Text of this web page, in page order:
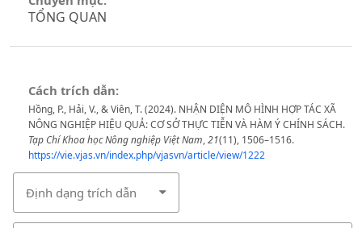
TỔNG QUAN
Cách trích dẫn:
Hồng, P., Hải, V., & Viên, T. (2024). NHẬN DIỆN MÔ HÌNH HỢP TÁC XÃ
NÔNG NGHIỆP HIỆU QUẢ: CƠ SỞ THỰC TIỄN VÀ HÀM Ý CHÍNH SÁCH.
Tạp Chí Khoa học Nông nghiệp Việt Nam,21(11), 1506–1516.
https://vie.vjas.vn/index.php/vjasvn/article/view/1222
Định dạng trích dẫn